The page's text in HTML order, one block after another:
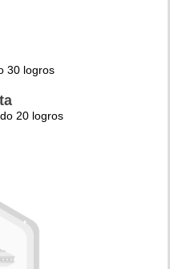
30 logros
20 logros